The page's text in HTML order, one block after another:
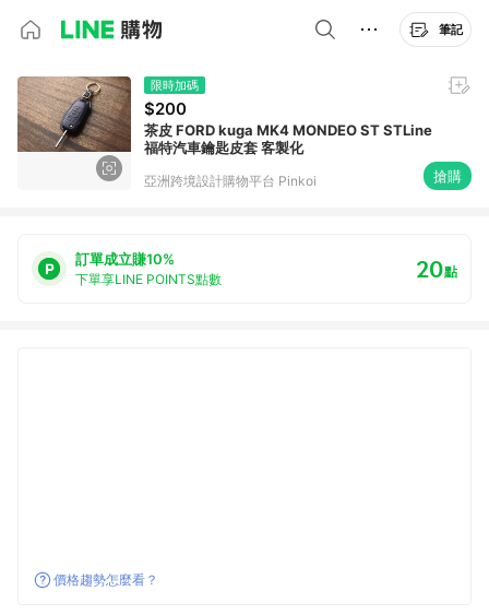
筆記
限時加碼
$200
茶皮 FORD kuga MK4 MONDEO ST STLine
福特汽車鑰匙皮套 客製化
亞洲跨境設計購物平台 Pinkoi 搶購
訂單成立賺10%
下單享LINE POINTS點數 20點
價格趨勢怎麼看？